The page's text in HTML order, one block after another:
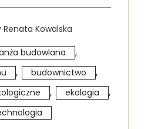
Renata Kowalska
budowlana ,
, budownictwo ,
, ekologia ,